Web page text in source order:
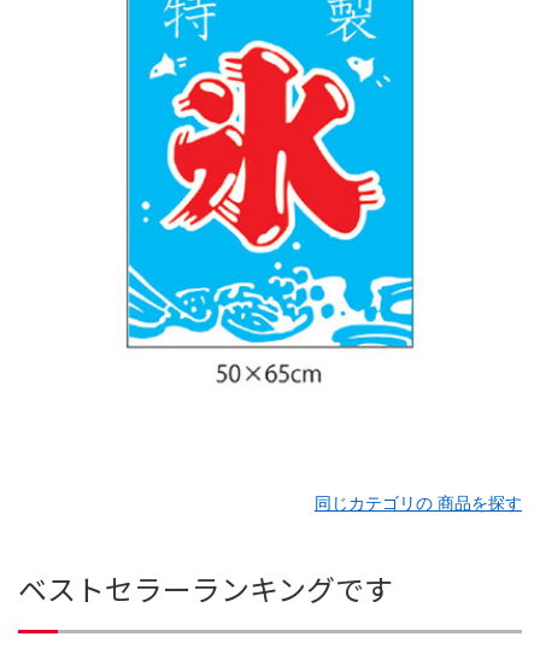
同じカテゴリの 商品を探す
ベストセラーランキングです